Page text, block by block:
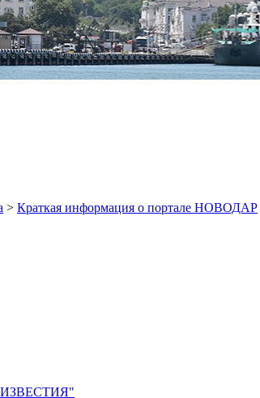
> Краткая информация о портале НОВОДАР
ИЗВЕСТИЯ"